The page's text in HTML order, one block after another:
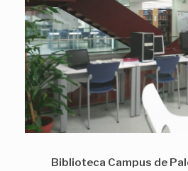
Biblioteca Campus de